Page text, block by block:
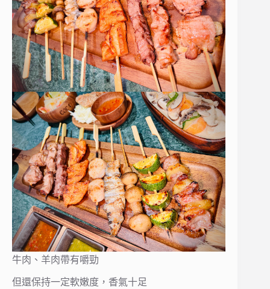
牛肉、羊肉帶有嚼勁
但還保持一定軟嫩度，香氣十足